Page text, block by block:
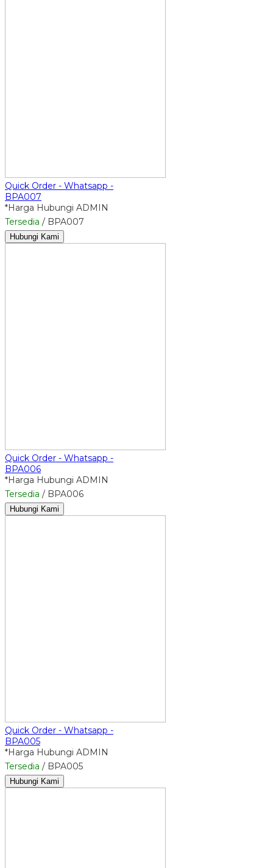
Quick Order - Whatsapp -
BPA007
*Harga Hubungi ADMIN
Tersedia / BPA007
Hubungi Kami
Quick Order - Whatsapp -
BPA006
*Harga Hubungi ADMIN
Tersedia / BPA006
Hubungi Kami
Quick Order - Whatsapp -
BPA005
*Harga Hubungi ADMIN
Tersedia / BPA005
Hubungi Kami